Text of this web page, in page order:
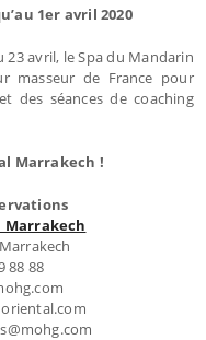
1er avril 2020
23 avril, le Spa du Mandarin
masseur de France pour
des séances de coaching
Marrakech !
Marrakech
88 88